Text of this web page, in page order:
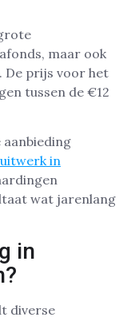
maar ook
De prijs voor het
tussen de €12
aanbieding
in
wat jarenlang
in
diverse